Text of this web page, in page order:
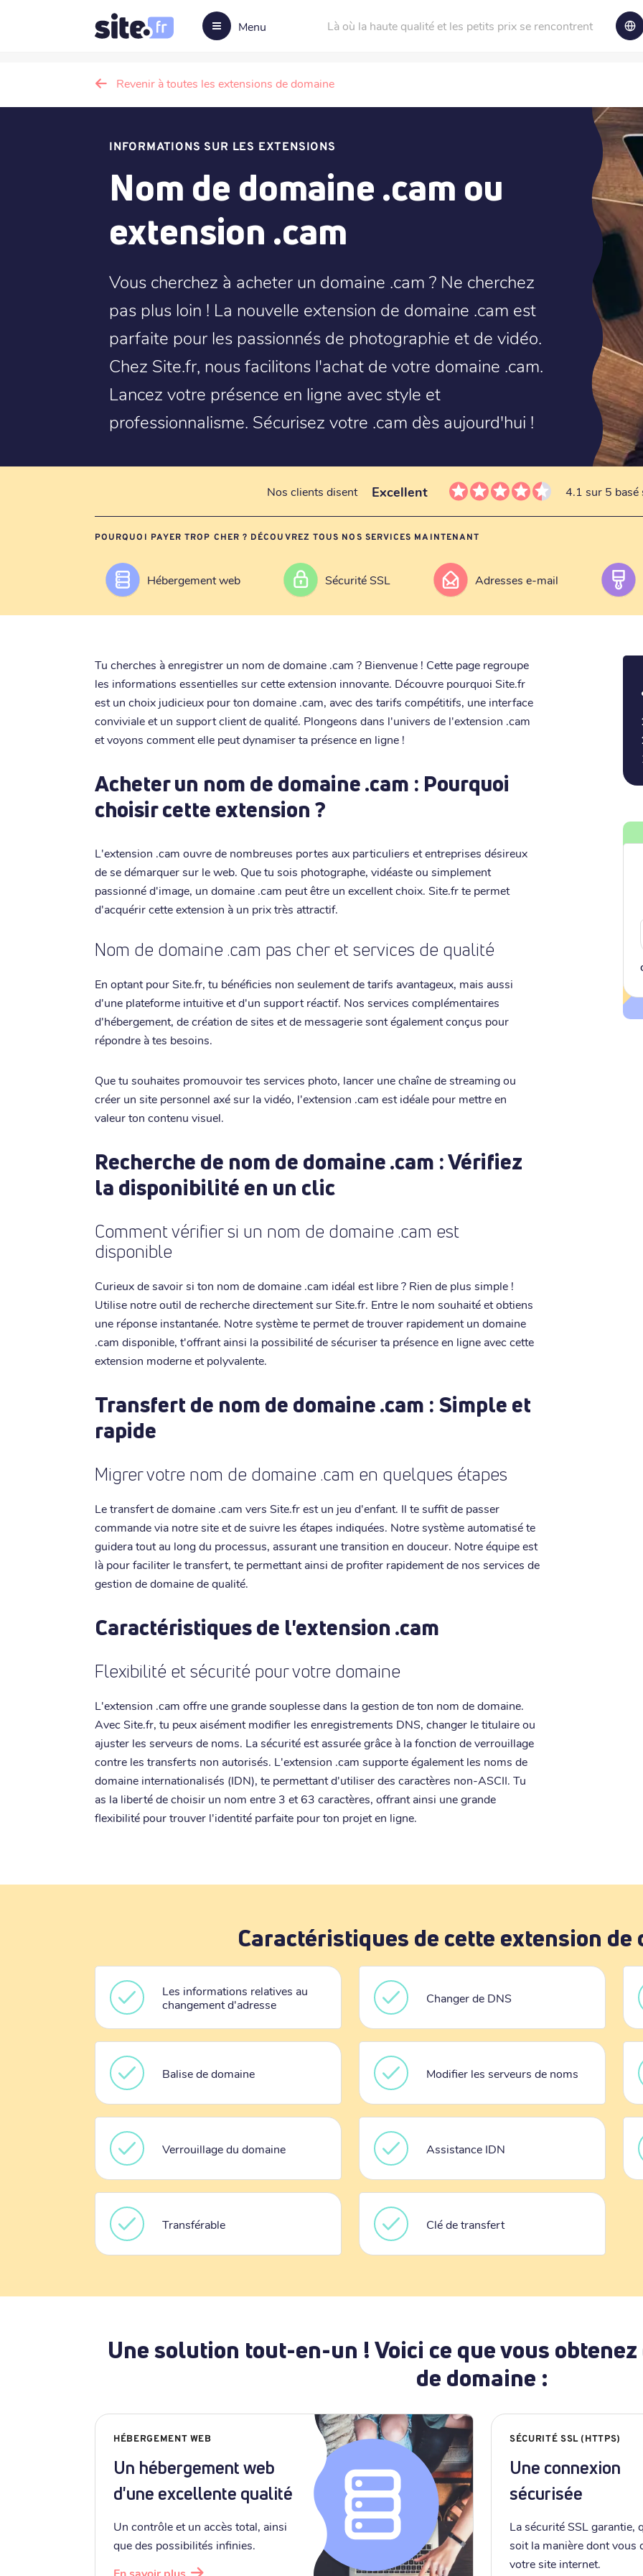
Menu Là où la haute qualité et les petits prix se rencontrent
Revenir à toutes les extensions de domaine
INFORMATIONS SUR LES EXTENSIONS
Nom de domaine .cam ou
extension .cam
Vous cherchez à acheter un domaine .cam ? Ne cherchez
pas plus loin ! La nouvelle extension de domaine .cam est
parfaite pour les passionnés de photographie et de vidéo.
Chez Site.fr, nous facilitons l'achat de votre domaine .cam.
Lancez votre présence en ligne avec style et
professionnalisme. Sécurisez votre .cam dès aujourd'hui !
Nos clients disent Excellent 4.1 sur 5 basé
POURQUOI PAYER TROP CHER ? DÉCOUVREZ TOUS NOS SERVICES MAINTENANT
Hébergement web Sécurité SSL Adresses e-mail
Tu cherches à enregistrer un nom de domaine .cam ? Bienvenue ! Cette page regroupe
les informations essentielles sur cette extension innovante. Découvre pourquoi Site.fr
est un choix judicieux pour ton domaine .cam, avec des tarifs compétitifs, une interface
conviviale et un support client de qualité. Plongeons dans l'univers de l'extension .cam
et voyons comment elle peut dynamiser ta présence en ligne !
Acheter un nom de domaine .cam : Pourquoi
choisir cette extension ?
L'extension .cam ouvre de nombreuses portes aux particuliers et entreprises désireux
de se démarquer sur le web. Que tu sois photographe, vidéaste ou simplement
passionné d'image, un domaine .cam peut être un excellent choix. Site.fr te permet
d'acquérir cette extension à un prix très attractif.
Nom de domaine .cam pas cher et services de qualité
En optant pour Site.fr, tu bénéficies non seulement de tarifs avantageux, mais aussi
d'une plateforme intuitive et d'un support réactif. Nos services complémentaires
d'hébergement, de création de sites et de messagerie sont également conçus pour
répondre à tes besoins.
Que tu souhaites promouvoir tes services photo, lancer une chaîne de streaming ou
créer un site personnel axé sur la vidéo, l'extension .cam est idéale pour mettre en
valeur ton contenu visuel.
Recherche de nom de domaine .cam : Vérifiez
la disponibilité en un clic
Comment vérifier si un nom de domaine .cam est
disponible
Curieux de savoir si ton nom de domaine .cam idéal est libre ? Rien de plus simple !
Utilise notre outil de recherche directement sur Site.fr. Entre le nom souhaité et obtiens
une réponse instantanée. Notre système te permet de trouver rapidement un domaine
.cam disponible, t'offrant ainsi la possibilité de sécuriser ta présence en ligne avec cette
extension moderne et polyvalente.
Transfert de nom de domaine .cam : Simple et
rapide
Migrer votre nom de domaine .cam en quelques étapes
Le transfert de domaine .cam vers Site.fr est un jeu d'enfant. Il te suffit de passer
commande via notre site et de suivre les étapes indiquées. Notre système automatisé te
guidera tout au long du processus, assurant une transition en douceur. Notre équipe est
là pour faciliter le transfert, te permettant ainsi de profiter rapidement de nos services de
gestion de domaine de qualité.
Caractéristiques de l'extension .cam
Flexibilité et sécurité pour votre domaine
L'extension .cam offre une grande souplesse dans la gestion de ton nom de domaine.
Avec Site.fr, tu peux aisément modifier les enregistrements DNS, changer le titulaire ou
ajuster les serveurs de noms. La sécurité est assurée grâce à la fonction de verrouillage
contre les transferts non autorisés. L'extension .cam supporte également les noms de
domaine internationalisés (IDN), te permettant d'utiliser des caractères non-ASCII. Tu
as la liberté de choisir un nom entre 3 et 63 caractères, offrant ainsi une grande
flexibilité pour trouver l'identité parfaite pour ton projet en ligne.
Caractéristiques de cette extension de
Les informations relatives au
changement d'adresse
Changer de DNS
Balise de domaine Modifier les serveurs de noms
Verrouillage du domaine Assistance IDN
Transférable Clé de transfert
Une solution tout-en-un ! Voici ce que vous
de domaine :
HÉBERGEMENT WEB
Un hébergement web
d'une excellente qualité
Un contrôle et un accès total, ainsi
que des possibilités infinies.
En savoir plus
SÉCURITÉ SSL (HTTPS)
Une connexion
sécurisée
La sécurité SSL garantie,
soit la manière dont vous
votre site internet.